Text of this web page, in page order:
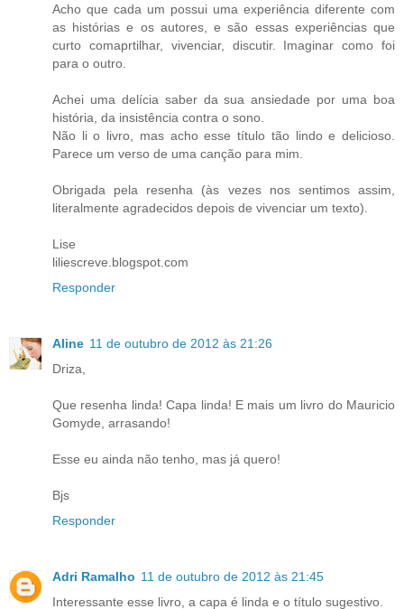
Acho que cada um possui uma experiência diferente com
as histórias e os autores, e são essas experiências que
curto comaprtilhar, vivenciar, discutir. Imaginar como foi
para o outro.
Achei uma delícia saber da sua ansiedade por uma boa
história, da insistência contra o sono.
Não li o livro, mas acho esse título tão lindo e delicioso.
Parece um verso de uma canção para mim.
Obrigada pela resenha (às vezes nos sentimos assim,
literalmente agradecidos depois de vivenciar um texto).
Lise
liliescreve.blogspot.com
Responder
Aline 11 de outubro de 2012 às 21:26
Driza,
Que resenha linda! Capa linda! E mais um livro do Mauricio
Gomyde, arrasando!
Esse eu ainda não tenho, mas já quero!
Bjs
Responder
Adri Ramalho 11 de outubro de 2012 às 21:45
Interessante esse livro, a capa é linda e o título sugestivo.